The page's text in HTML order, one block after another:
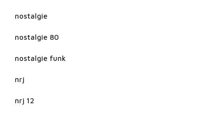
nostalgie
nostalgie 80
nostalgie funk
nrj
nrj 12